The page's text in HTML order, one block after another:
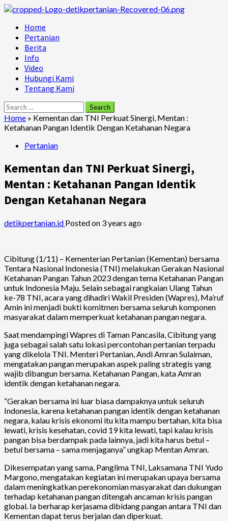
Skip
content
Primary
Menu
Home
Pertanian
Berita
Info
Video
Hubungi Kami
Tentang Kami
Search
for:
Home » Kementan dan TNI Perkuat Sinergi, Mentan :
Ketahanan Pangan Identik Dengan Ketahanan Negara
Pertanian
Kementan dan TNI Perkuat Sinergi,
Mentan : Ketahanan Pangan Identik
Dengan Ketahanan Negara
detikpertanian.id Posted on 3 years ago
Cibitung (1/11) – Kementerian Pertanian (Kementan) bersama
Tentara Nasional Indonesia (TNI) melakukan Gerakan Nasional
Ketahanan Pangan Tahun 2023 dengan tema Ketahanan Pangan
untuk Indonesia Maju. Selain sebagai rangkaian Ulang Tahun
ke-78 TNI, acara yang dihadiri Wakil Presiden (Wapres), Ma’ruf
Amin ini menjadi bukti komitmen bersama seluruh komponen
masyarakat dalam memperkuat ketahanan pangan negara.
Saat mendampingi Wapres di Taman Pancasila, Cibitung yang
juga sebagai salah satu lokasi percontohan pertanian terpadu
yang dikelola TNI. Menteri Pertanian, Andi Amran Sulaiman,
mengatakan pangan merupakan aspek paling strategis yang
wajib dibangun bersama. Ketahanan Pangan, kata Amran
identik dengan ketahanan negara.
“Gerakan bersama ini luar biasa dampaknya untuk seluruh
Indonesia, karena ketahanan pangan identik dengan ketahanan
negara, kalau krisis ekonomi itu kita mampu bertahan, kita bisa
lewati, krisis kesehatan, covid 19 kita lewati, tapi kalau krisis
pangan bisa berdampak pada lainnya, jadi kita harus betul –
betul bersama – sama menjaganya” ungkap Mentan Amran.
Dikesempatan yang sama, Panglima TNI, Laksamana TNI Yudo
Margono, mengatakan kegiatan ini merupakan upaya bersama
dalam meningkatkan perekonomian masyarakat dan dukungan
terhadap ketahanan pangan ditengah ancaman krisis pangan
global. Ia berharap kerjasama dibidang pangan antara TNI dan
Kementan dapat terus berjalan dan diperkuat.